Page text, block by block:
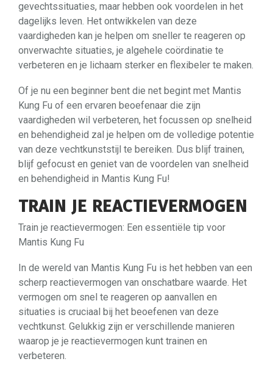
gevechtssituaties, maar hebben ook voordelen in het
dagelijks leven. Het ontwikkelen van deze
vaardigheden kan je helpen om sneller te reageren op
onverwachte situaties, je algehele coördinatie te
verbeteren en je lichaam sterker en flexibeler te maken.
Of je nu een beginner bent die net begint met Mantis
Kung Fu of een ervaren beoefenaar die zijn
vaardigheden wil verbeteren, het focussen op snelheid
en behendigheid zal je helpen om de volledige potentie
van deze vechtkunststijl te bereiken. Dus blijf trainen,
blijf gefocust en geniet van de voordelen van snelheid
en behendigheid in Mantis Kung Fu!
TRAIN JE REACTIEVERMOGEN
Train je reactievermogen: Een essentiële tip voor
Mantis Kung Fu
In de wereld van Mantis Kung Fu is het hebben van een
scherp reactievermogen van onschatbare waarde. Het
vermogen om snel te reageren op aanvallen en
situaties is cruciaal bij het beoefenen van deze
vechtkunst. Gelukkig zijn er verschillende manieren
waarop je je reactievermogen kunt trainen en
verbeteren.